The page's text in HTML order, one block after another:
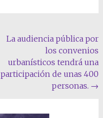
La audiencia pública por
los convenios
urbanísticos tendrá una
participación de unas 400
personas. →